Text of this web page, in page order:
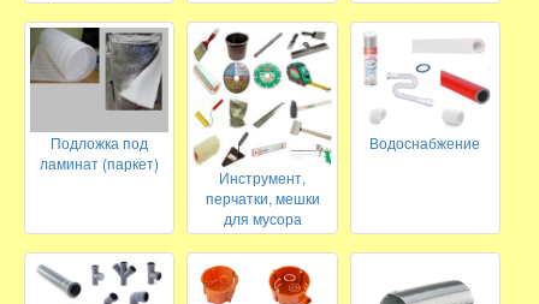
Подложка под
ламинат (паркет)
Инструмент,
перчатки, мешки
для мусора
Водоснабжение